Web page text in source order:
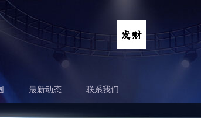
最新动态 联系我们